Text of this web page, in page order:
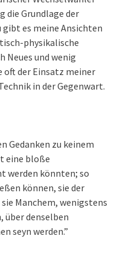
die Grundlage der
gibt es meine Ansichten
physikalische
Neues und wenig
oft der Einsatz meiner
in der Gegenwart.
Gedanken zu keinem
eine bloße
werden könnten; so
können, sie der
Manchem, wenigstens
über denselben
seyn werden.”